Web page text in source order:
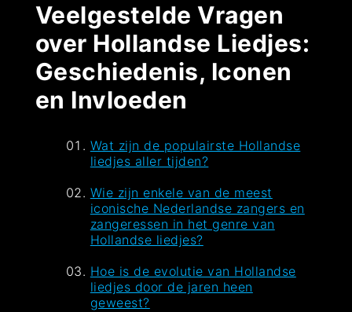
Veelgestelde Vragen
over Hollandse Liedjes:
Geschiedenis, Iconen
en Invloeden
Wat zijn de populairste Hollandse
liedjes aller tijden?
Wie zijn enkele van de meest
iconische Nederlandse zangers en
zangeressen in het genre van
Hollandse liedjes?
Hoe is de evolutie van Hollandse
liedjes door de jaren heen
geweest?